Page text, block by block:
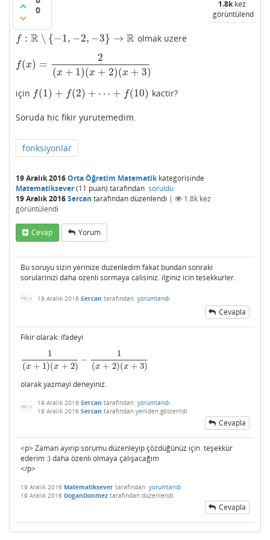
0
1.8kkez
görüntülendi
f : R ∖ {−1, −2, −3} → R
f:R∖{− 1 −2,−3} →R olmak uzere
f(x) =
2
(x + 1)(x + 2)(x + 3)
f x)=2(x+1)(x+2)(x+3)
için f(1) + f(2) + ⋯ + f(10)
f(1)+f 2) ⋯+f( 10 kactir?
Soruda hic fikir yurutemedim.
fonksiyonlar
19 Aralık 2016Orta Öğretim Matematikkategorisinde
Matematiksever(11 puan) tarafından soruldu
19 Aralık 2016Sercan tarafındandüzenlendi | 1.8k kez
görüntülendi
Cevap Yorum
Bu soruyu sizin yerinize duzenledim fakat bundan sonraki
sorularinizi daha ozenli sormaya calisiniz. ilginiz icin tesekkurler.
19 Aralık 2016 Sercan tarafından yorumlandı
Cevapla
Fikir olarak: ifadeyi
1
(x + 1)(x + 2)
−
1
(x + 2)(x + 3)
1(x+1)(x+2 )−1 (x+2)(x+3)
olarak yazmayi deneyiniz.
19 Aralık 2016 Sercan tarafından yorumlandı
19 Aralık 2016 Sercan tarafından yeniden gösterildi
Cevapla
<p> Zaman ayırıp sorumu düzenleyip çözdüğünüz için teşekkür
ederim :) daha özenli olmaya çalışacağım
</p>
19 Aralık 2016 Matematiksever tarafından yorumlandı
19 Aralık 2016 DoganDonmez tarafından düzenlendi
Cevapla